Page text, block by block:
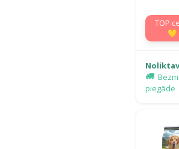
TOP
💛
piegāde